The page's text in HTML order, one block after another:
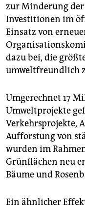
zur Minderung
Investitionen im
Einsatz von
dazu bei, die
umweltfreundlich
Umgerechnet 17
Umweltprojekte
Verkehrsprojekte,
Aufforstung von
wurden im
Grünflächen neu
Bäume und
Ein ähnlicher